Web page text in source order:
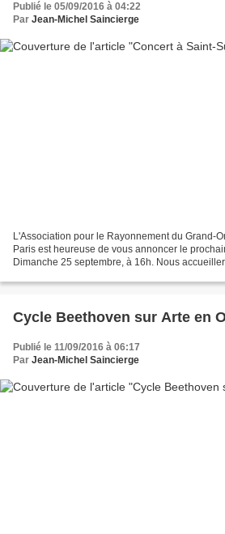
Publié le 05/09/2016 à 04:22
Par Jean-Michel Saincierge
L'Association pour le Rayonnement du Grand-
Paris est heureuse de vous annoncer le
Dimanche 25 septembre, à 16h. Nous
Cycle Beethoven sur Arte en
Publié le 11/09/2016 à 06:17
Par Jean-Michel Saincierge